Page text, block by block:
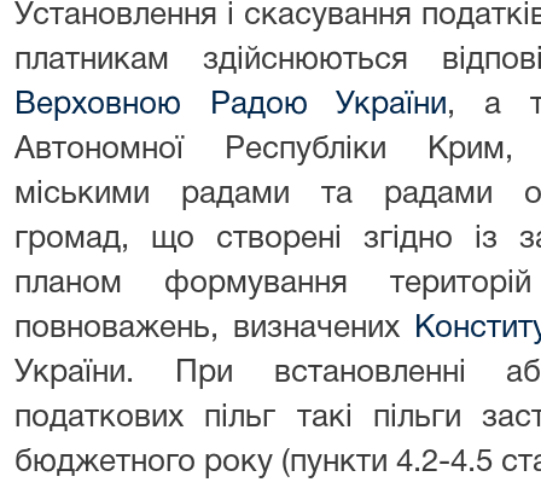
Установлення і скасування
платникам здійснюються
Верховною Радою України, а
Автономної Республіки Крим,
міськими радами та радами
громад, що створені згідно із
планом формування
повноважень, визначених
України. При встановленні
податкових пільг такі пільги
бюджетного року (пункти 4.2-4.5